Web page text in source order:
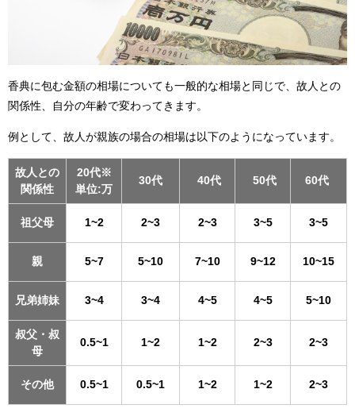
香典に包む金額の相場についても一般的な相場と同じで、故人との
関係性、自分の年齢で変わってきます。
例として、故人が親族の場合の相場は以下のようになっています。
故人との
関係性
20代※
単位:万
30代 40代 50代 60代
祖父母 1~2 2~3 2~3 3~5 3~5
親 5~7 5~10 7~10 9~12 10~15
兄弟姉妹 3~4 3~4 4~5 4~5 5~10
叔父・叔
母
0.5~1 1~2 1~2 2~3 2~3
その他 0.5~1 0.5~1 1~2 1~2 2~3